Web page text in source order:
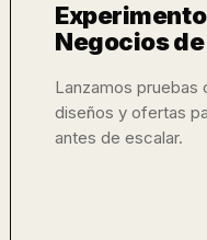
Negocios
Lanzamos pruebas
diseños y ofertas
antes de escalar.